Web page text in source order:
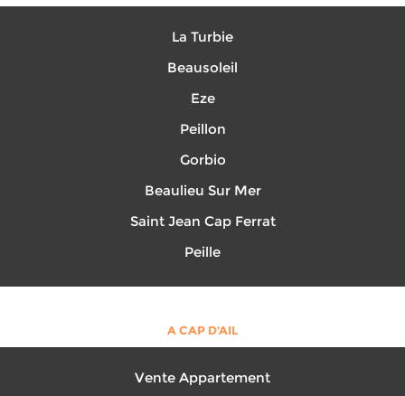
La Turbie
Beausoleil
Eze
Peillon
Gorbio
Beaulieu Sur Mer
Saint Jean Cap Ferrat
Peille
A CAP D'AIL
Vente Appartement